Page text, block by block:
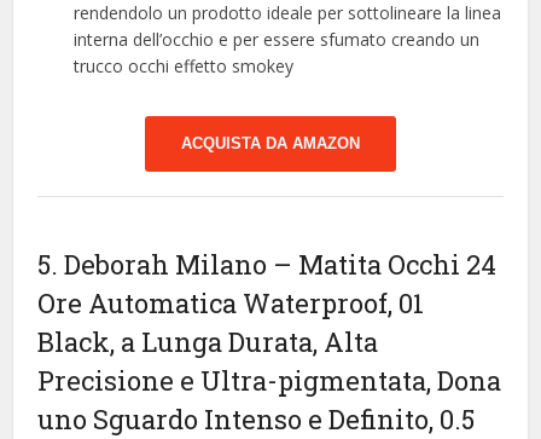
rendendolo un prodotto ideale per sottolineare la linea
interna dell’occhio e per essere sfumato creando un
trucco occhi effetto smokey
ACQUISTA DA AMAZON
5. Deborah Milano – Matita Occhi 24
Ore Automatica Waterproof, 01
Black, a Lunga Durata, Alta
Precisione e Ultra-pigmentata, Dona
uno Sguardo Intenso e Definito, 0.5